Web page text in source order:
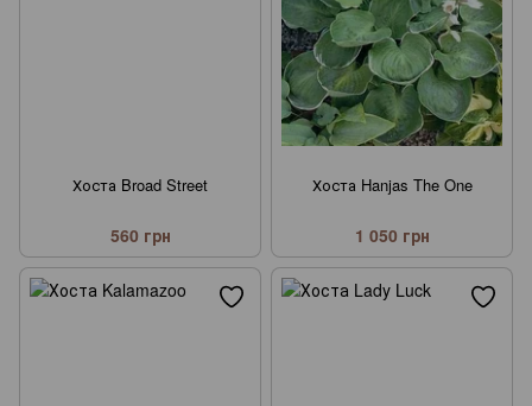
Хоста Broad Street
560 грн
Хоста Hanjas The One
1 050 грн